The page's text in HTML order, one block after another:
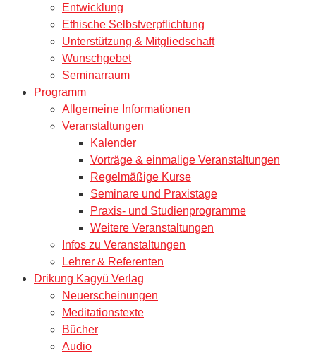
Entwicklung
Ethische Selbstverpflichtung
Unterstützung & Mitgliedschaft
Wunschgebet
Seminarraum
Programm
Allgemeine Informationen
Veranstaltungen
Kalender
Vorträge & einmalige Veranstaltungen
Regelmäßige Kurse
Seminare und Praxistage
Praxis- und Studienprogramme
Weitere Veranstaltungen
Infos zu Veranstaltungen
Lehrer & Referenten
Drikung Kagyü Verlag
Neuerscheinungen
Meditationstexte
Bücher
Audio